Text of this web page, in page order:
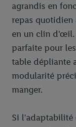
agrandis en
repas quotidien
en un clin d'œil.
parfaite pour
table dépliante
modularité
manger.
Si l'adaptabilité